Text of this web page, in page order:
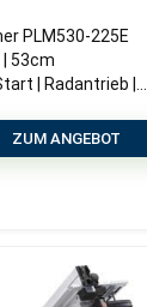
PLM530-225E
53cm
| Radantrieb |
ZUM ANGEBOT